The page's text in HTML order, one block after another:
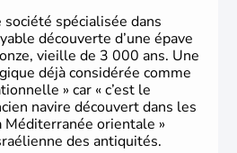
société spécialisée dans
découverte d’une épave
vieille de 3 000 ans. Une
déjà considérée comme
» car « c’est le
navire découvert dans les
Méditerranée orientale »
des antiquités.